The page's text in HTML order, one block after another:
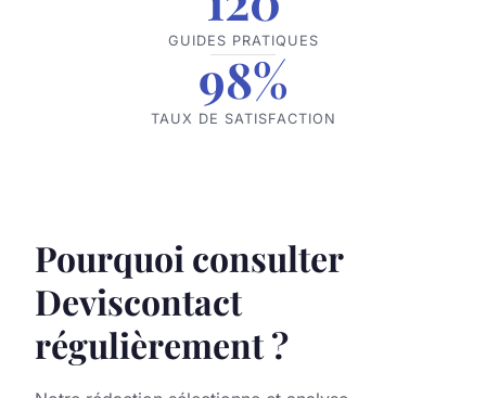
GUIDES PRATIQUES
98%
TAUX DE SATISFACTION
Pourquoi consulter
Deviscontact
régulièrement ?